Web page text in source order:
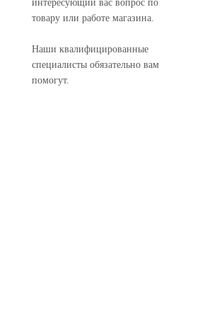
интересующий вас вопрос по
товару или работе магазина.
Наши квалифицированные
специалисты обязательно вам
помогут.